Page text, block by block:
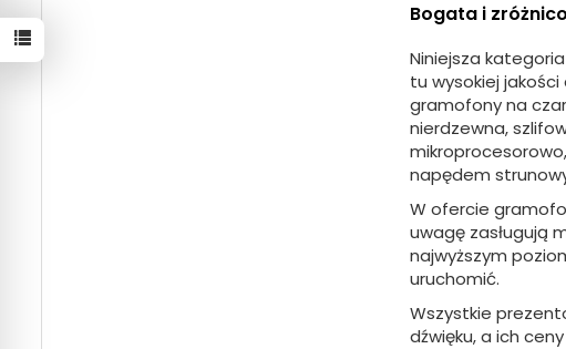
Bogata i
Niniejsza
tu wysokiej
gramofonyna
nierdzewna,
napędem
W ofercie
uwagę zasługują
najwyższym
uruchomić.
Wszystkie
dźwięku, a ich